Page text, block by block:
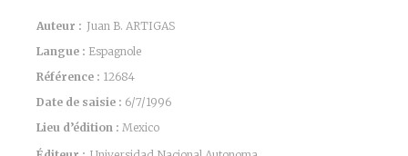
Auteur : Juan B. ARTIGAS
Langue : Espagnole
Référence : 12684
Date de saisie : 6/7/1996
Lieu d’édition : Mexico